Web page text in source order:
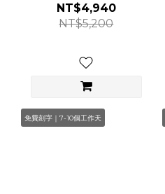
NT$4,940
NT$5,200
免費刻字｜7-10個工作天